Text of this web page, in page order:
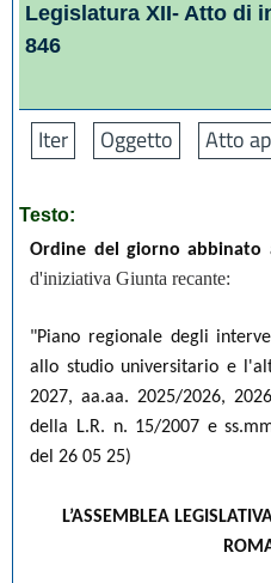
Legislatura XII- Atto di
846
Iter Oggetto Atto
Testo:
Ordine del giorno abbinato
d'iniziativa Giunta recante:
"Piano regionale degli
allo studio universitario e
2027, aa.aa. 2025/2026,
della L.R. n. 15/2007 e
del 26 05 25)
L’ASSEMBLEA